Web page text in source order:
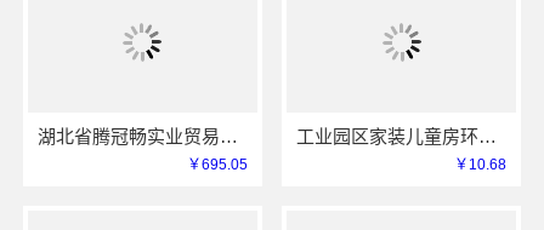
湖北省腾冠畅实业贸易有限公司线上轮胎批发品牌哪里买
￥695.05
工业园区家装儿童房环保 苏州兔哥哥智装新材料有限公司
￥10.68